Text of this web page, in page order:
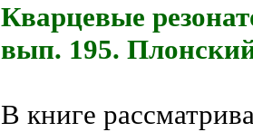
Кварцевые
вып. 195.
В книге